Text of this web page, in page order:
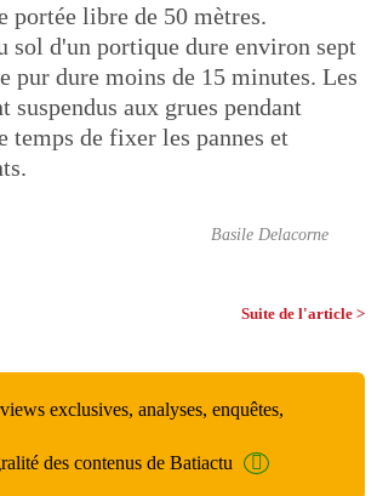
portée libre de 50 mètres.
sol d'un portique dure environ sept
pur dure moins de 15 minutes. Les
suspendus aux grues pendant
temps de fixer les pannes et
Basile Delacorne
Suite de l'article >
exclusives, analyses, enquêtes,
des contenus de Batiactu